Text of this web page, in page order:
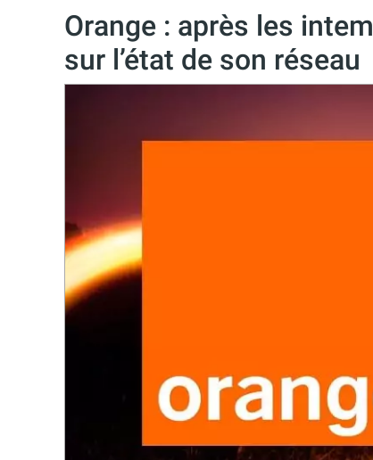
Orange : après les
sur l’état de son réseau